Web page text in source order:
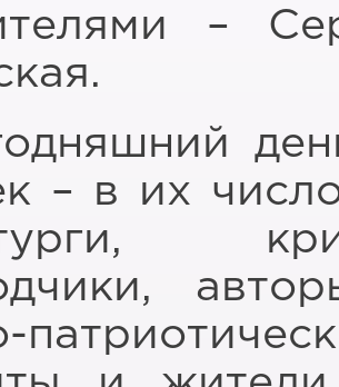
–
– в их